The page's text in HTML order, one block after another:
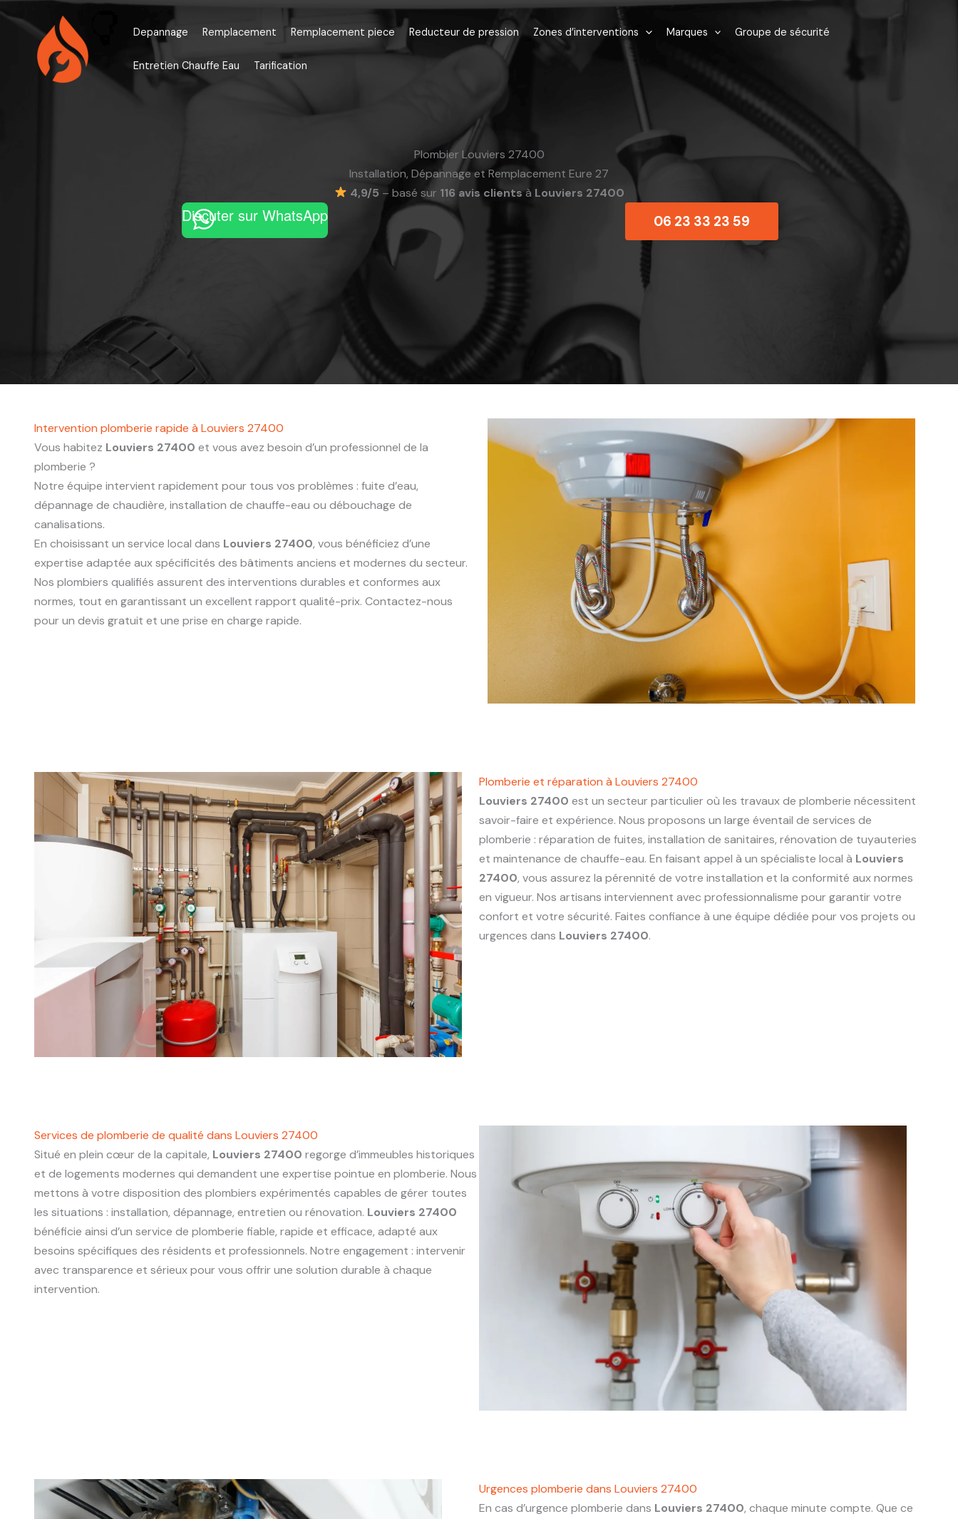
Aller
contenu
Depannage Remplacement Remplacement piece Reducteur de pression Zones d’interventions Marques Groupe de sécurité
Entretien Chauffe Eau Tarification
Plombier Louviers 27400
Installation, Dépannage et Remplacement Eure 27
4,9/5 – basé sur 116 avis clientsà Louviers 27400
Discuter sur WhatsApp 06 23 33 23 59
Intervention plomberie rapide à Louviers 27400
Vous habitez Louviers 27400 et vous avez besoin d’un professionnel de la
plomberie ?
Notre équipe intervient rapidement pour tous vos problèmes : fuite d’eau,
dépannage de chaudière, installation de chauffe-eau ou débouchage de
canalisations.
En choisissant un service local dans Louviers 27400, vous bénéficiez d’une
expertise adaptée aux spécificités des bâtiments anciens et modernes du secteur.
Nos plombiers qualifiés assurent des interventions durables et conformes aux
normes, tout en garantissant un excellent rapport qualité-prix. Contactez-nous
pour un devis gratuit et une prise en charge rapide.
Plomberie et réparation à Louviers 27400
Louviers 27400 est un secteur particulier où les travaux de plomberie nécessitent
savoir-faire et expérience. Nous proposons un large éventail de services de
plomberie : réparation de fuites, installation de sanitaires, rénovation de tuyauteries
et maintenance de chauffe-eau. En faisant appel à un spécialiste local à Louviers
27400, vous assurez la pérennité de votre installation et la conformité aux normes
en vigueur. Nos artisans interviennent avec professionnalisme pour garantir votre
confort et votre sécurité. Faites confiance à une équipe dédiée pour vos projets ou
urgences dans Louviers 27400.
Services de plomberie de qualité dans Louviers 27400
Situé en plein cœur de la capitale, Louviers 27400 regorge d’immeubles historiques
et de logements modernes qui demandent une expertise pointue en plomberie. Nous
mettons à votre disposition des plombiers expérimentés capables de gérer toutes
les situations : installation, dépannage, entretien ou rénovation. Louviers 27400
bénéficie ainsi d’un service de plomberie fiable, rapide et efficace, adapté aux
besoins spécifiques des résidents et professionnels. Notre engagement : intervenir
avec transparence et sérieux pour vous offrir une solution durable à chaque
intervention.
Urgences plomberie dans Louviers 27400
En cas d’urgence plomberie dans Louviers 27400, chaque minute compte. Que ce